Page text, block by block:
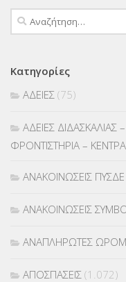
Αναζήτηση
για:
Κατηγορίες
ΑΔΕΙΕΣ (75)
ΑΔΕΙΕΣ ΔΙΔΑΣΚΑΛΙΑΣ
ΦΡΟΝΤΙΣΤΗΡΙΑ –
ΑΝΑΚΟΙΝΩΣΕΙΣ ΠΥΣΔΕ
ΑΝΑΚΟΙΝΩΣΕΙΣ
ΑΝΑΠΛΗΡΩΤΕΣ
ΑΠΟΣΠΑΣΕΙΣ (1.072)